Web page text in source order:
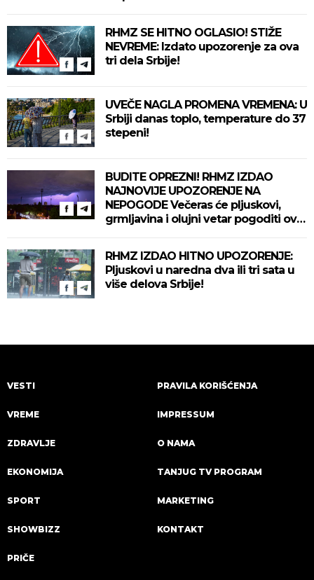
RHMZ SE HITNO OGLASIO! STIŽE
NEVREME: Izdato upozorenje za ova
tri dela Srbije!
UVEČE NAGLA PROMENA VREMENA: U
Srbiji danas toplo, temperature do 37
stepeni!
BUDITE OPREZNI! RHMZ IZDAO
NAJNOVIJE UPOZORENJE NA
NEPOGODE Večeras će pljuskovi,
grmljavina i olujni vetar pogoditi ove
RHMZ IZDAO HITNO UPOZORENJE:
Pljuskovi u naredna dva ili tri sata u
više delova Srbije!
VESTI
VREME
ZDRAVLJE
EKONOMIJA
SPORT
SHOWBIZZ
PRIČE
PRAVILA KORIŠĆENJA
IMPRESSUM
O NAMA
TANJUG TV PROGRAM
MARKETING
KONTAKT